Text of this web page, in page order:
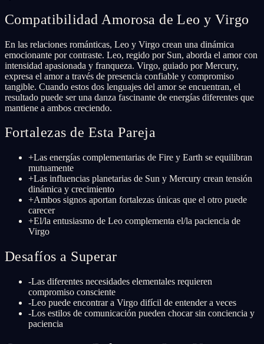
Compatibilidad Amorosa de Leo y Virgo
En las relaciones románticas, Leo y Virgo crean una dinámica
emocionante por contraste. Leo, regido por Sun, aborda el amor con
intensidad apasionada y franqueza. Virgo, guiado por Mercury,
expresa el amor a través de presencia confiable y compromiso
tangible. Cuando estos dos lenguajes del amor se encuentran, el
resultado puede ser una danza fascinante de energías diferentes que
mantiene a ambos creciendo.
Fortalezas de Esta Pareja
+Las energías complementarias de Fire y Earth se equilibran
mutuamente
+Las influencias planetarias de Sun y Mercury crean tensión
dinámica y crecimiento
+Ambos signos aportan fortalezas únicas que el otro puede
carecer
+El/la entusiasmo de Leo complementa el/la paciencia de
Virgo
Desafíos a Superar
-Las diferentes necesidades elementales requieren
compromiso consciente
-Leo puede encontrar a Virgo difícil de entender a veces
-Los estilos de comunicación pueden chocar sin conciencia y
paciencia